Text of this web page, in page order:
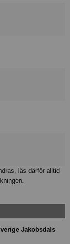
läs därför alltid
Jakobsdals